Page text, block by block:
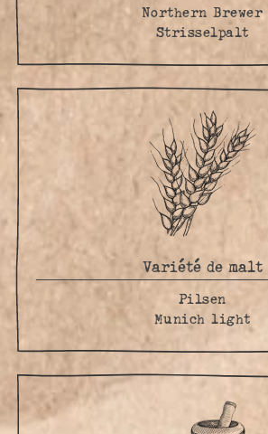
Northern Brewer
Strisselpalt
Variété de malt
Pilsen
Munich light